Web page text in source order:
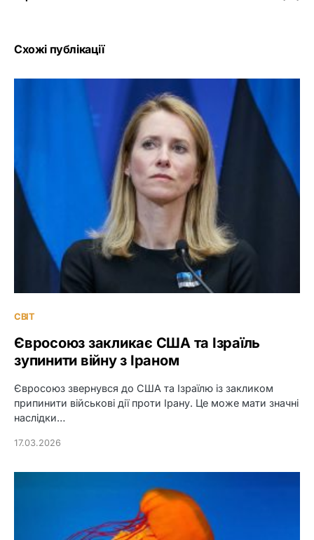
Схожі публікації
СВІТ
Євросоюз закликає США та Ізраїль
зупинити війну з Іраном
Євросоюз звернувся до США та Ізраїлю із закликом
припинити військові дії проти Ірану. Це може мати значні
наслідки…
17.03.2026